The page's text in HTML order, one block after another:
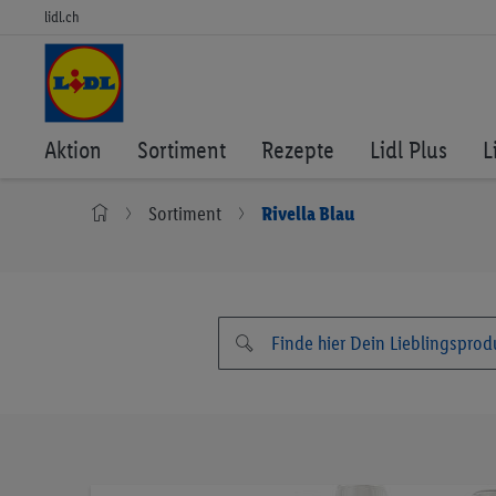
lidl.ch
Aktion Sortiment Rezepte Lidl Plus
Sortiment Rivella Blau